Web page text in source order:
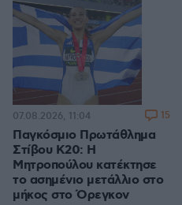
Παγκόσμιο Πρωτάθλημα
Στίβου Κ20: Η
Μητροπούλου κατέκτησε
το ασημένιο μετάλλιο στο
μήκος στο Όρεγκον
07.08.2026, 11:04 15